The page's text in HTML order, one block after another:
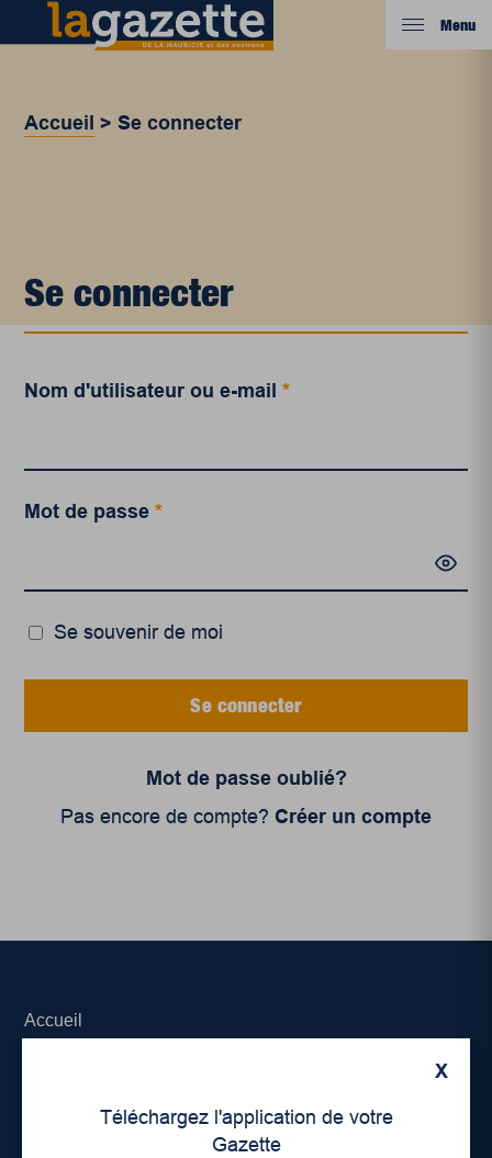
Menu
Accueil >Se connecter
Se connecter
Nom d'utilisateur ou e-mail*
Mot de passe*
Se souvenir de moi
Se connecter
Mot de passe oublié?
Pas encore de compte? Créer un compte
X
Téléchargez l'application de votre
Gazette
Accueil
Déontologie et confidentialité